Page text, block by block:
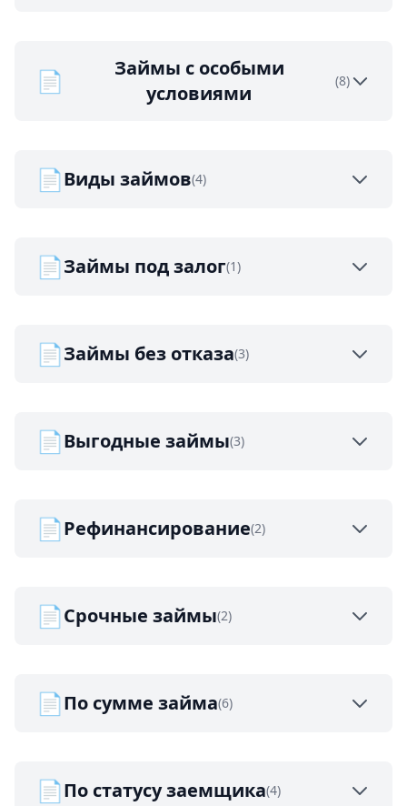
📄
Займы с особыми
условиями
(8)
📄Виды займов(4)
📄Займы под залог(1)
📄Займы без отказа(3)
📄Выгодные займы(3)
📄Рефинансирование(2)
📄Срочные займы(2)
📄По сумме займа(6)
📄По статусу заемщика(4)